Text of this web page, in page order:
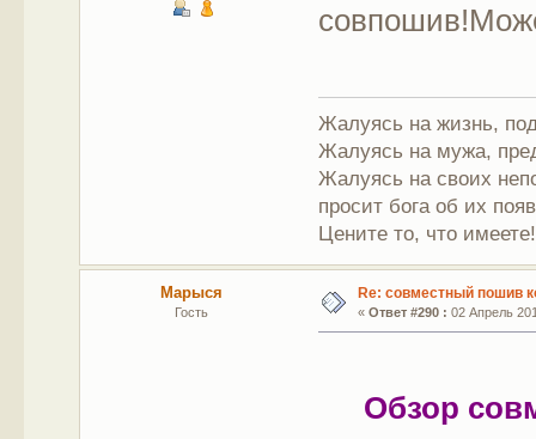
Жалуясь на жизнь,
Жалуясь на мужа,
Жалуясь на своих
просит бога об их
Цените то, что имеете!
Марыся
Гость
Re: совместный пошив
« Ответ #290 : 02 Апрель
Обзор